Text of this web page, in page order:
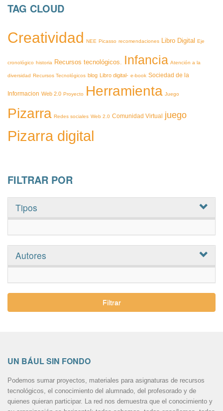
TAG CLOUD
Creatividad NEE Picasso recomendaciones Libro Digital Eje
cronológico historia Recursos tecnológicos. Infancia Atención a la
diversidad Recursos Tecnológicos blog Libro digital- e-book Sociedad de la
Informacion Web 2.0 Proyecto Herramienta Juego
Pizarra Redes sociales Web 2.0 Comunidad Virtual juego
Pizarra digital
FILTRAR POR
Tipos
Autores
Filtrar
UN BÁUL SIN FONDO
Podemos sumar proyectos, materiales para asignaturas de recursos
tecnológicos, el conocimiento del alumnado, del profesorado y de
quienes quieran participar. La red nos demuestra que el conocimiento y